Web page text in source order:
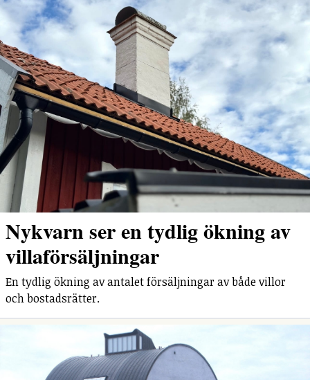
Nykvarn ser en tydlig ökning av
villaförsäljningar
En tydlig ökning av antalet försäljningar av både villor
och bostadsrätter.